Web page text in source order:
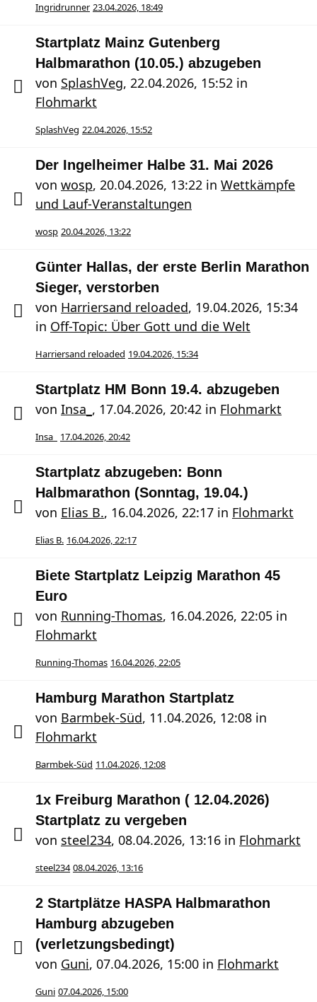
Ingridrunner 23.04.2026, 18:49
Startplatz Mainz Gutenberg
Halbmarathon (10.05.) abzugeben
von SplashVeg, 22.04.2026, 15:52 in
Flohmarkt
SplashVeg 22.04.2026, 15:52
Der Ingelheimer Halbe 31. Mai 2026
von wosp, 20.04.2026, 13:22 in Wettkämpfe
und Lauf-Veranstaltungen
wosp 20.04.2026, 13:22
Günter Hallas, der erste Berlin Marathon
Sieger, verstorben
von Harriersand reloaded, 19.04.2026, 15:34
in Off-Topic: Über Gott und die Welt
Harriersand reloaded 19.04.2026, 15:34
Startplatz HM Bonn 19.4. abzugeben
von Insa_ , 17.04.2026, 20:42 in Flohmarkt
Insa_ 17.04.2026, 20:42
Startplatz abzugeben: Bonn
Halbmarathon (Sonntag, 19.04.)
von Elias B., 16.04.2026, 22:17 in Flohmarkt
Elias B. 16.04.2026, 22:17
Biete Startplatz Leipzig Marathon 45
Euro
von Running-Thomas, 16.04.2026, 22:05 in
Flohmarkt
Running-Thomas 16.04.2026, 22:05
Hamburg Marathon Startplatz
von Barmbek-Süd, 11.04.2026, 12:08 in
Flohmarkt
Barmbek-Süd 11.04.2026, 12:08
1x Freiburg Marathon ( 12.04.2026)
Startplatz zu vergeben
von steel234, 08.04.2026, 13:16 in Flohmarkt
steel234 08.04.2026, 13:16
2 Startplätze HASPA Halbmarathon
Hamburg abzugeben
(verletzungsbedingt)
von Guni, 07.04.2026, 15:00 in Flohmarkt
Guni 07.04.2026, 15:00